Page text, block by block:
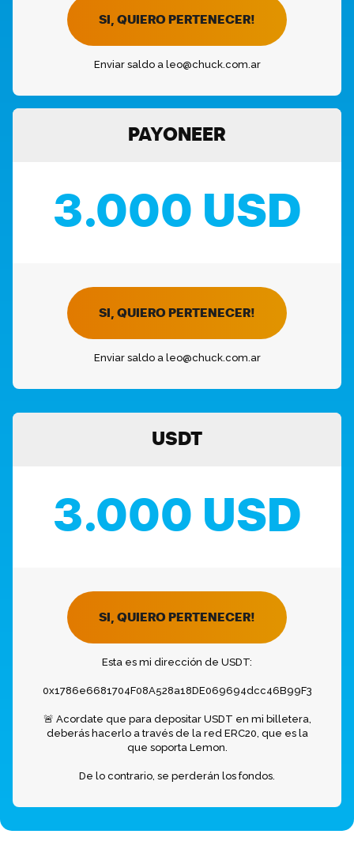
SI, QUIERO PERTENECER!
Enviar saldo a leo@chuck.com.ar
PAYONEER
3.000 USD
SI, QUIERO PERTENECER!
Enviar saldo a leo@chuck.com.ar
USDT
3.000 USD
SI, QUIERO PERTENECER!
Esta es mi dirección de USDT:
0x1786e6681704F08A528a18DE069694dcc46B99F3
🚨 Acordate que para depositar USDT en mi billetera,
deberás hacerlo a través de la red ERC20, que es la
que soporta Lemon.
De lo contrario, se perderán los fondos.